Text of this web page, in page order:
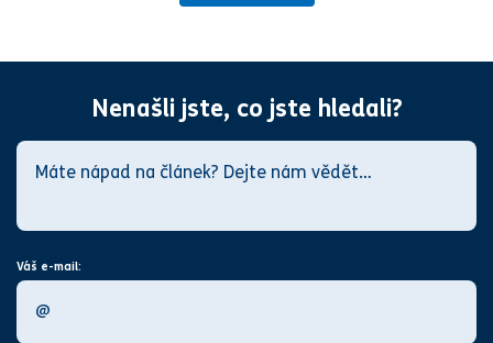
Nenašli jste, co jste hledali?
Váš e-mail: